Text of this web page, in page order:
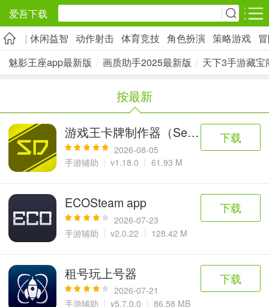
爱吾下载
安卓应用 安卓游戏
旅游出行
社交通讯
2千+款应用
影音播放
实用工具
2万+款应用
金融理财
2百+款应用
网上购物
资讯阅读
1万+款应用
学习办公
3万+款应用
生活服务
2万+款应用
医疗健康
6千+款应用
母婴育儿
2百+款应用
趣味娱乐
3千+款应用
休闲益智 动作射击 体育竞技 角色扮演 策略游戏
魅影王座app最新版 / 画质助手2025最新版 / 天下3手游藏宝
按最新
游戏王卡牌制作器（Set Diyer）
2026-08-05
手游辅助
v1.18.0 61.93 M
下载
ECOSteam app
2026-07-23
手游辅助
v2.0.22 128.42 M
下载
租号玩上号器
2026-07-21
手游辅助
v5.7.0.0 86.58 MB
下载